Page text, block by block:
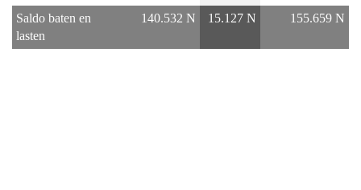
Saldo baten en
lasten
140.532 N 15.127 N 155.659 N